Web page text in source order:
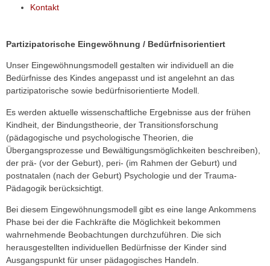
Kontakt
Partizipatorische Eingewöhnung / Bedürfnisorientiert
Unser Eingewöhnungsmodell gestalten wir individuell an die
Bedürfnisse des Kindes angepasst und ist angelehnt an das
partizipatorische sowie bedürfnisorientierte Modell.
Es werden aktuelle wissenschaftliche Ergebnisse aus der frühen
Kindheit, der Bindungstheorie, der Transitionsforschung
(pädagogische und psychologische Theorien, die
Übergangsprozesse und Bewältigungsmöglichkeiten beschreiben),
der prä- (vor der Geburt), peri- (im Rahmen der Geburt) und
postnatalen (nach der Geburt) Psychologie und der Trauma-
Pädagogik berücksichtigt.
Bei diesem Eingewöhnungsmodell gibt es eine lange Ankommens
Phase bei der die Fachkräfte die Möglichkeit bekommen
wahrnehmende Beobachtungen durchzuführen. Die sich
herausgestellten individuellen Bedürfnisse der Kinder sind
Ausgangspunkt für unser pädagogisches Handeln.